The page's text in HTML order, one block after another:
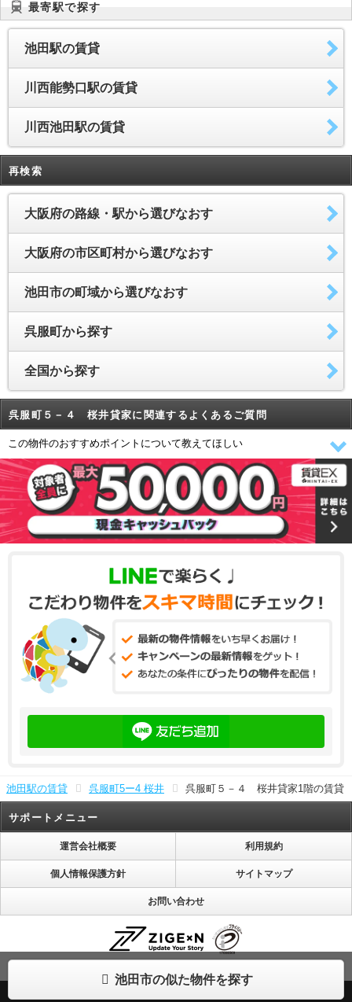
最寄駅で探す
池田駅の賃貸
川西能勢口駅の賃貸
川西池田駅の賃貸
再検索
大阪府の路線・駅から選びなおす
大阪府の市区町村から選びなおす
池田市の町域から選びなおす
呉服町から探す
全国から探す
呉服町５－４ 桜井貸家に関連するよくあるご質問
この物件のおすすめポイントについて教えてほしい
池田市の似た物件を探す
池田駅の賃貸 呉服町5ー4 桜井 呉服町５－４ 桜井貸家1階の賃貸
サポートメニュー
運営会社概要 利用規約
個人情報保護方針 サイトマップ
お問い合わせ